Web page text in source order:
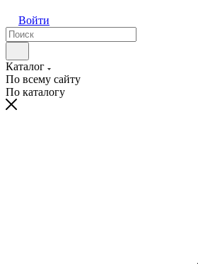
Войти
Каталог
По всему сайту
По каталогу